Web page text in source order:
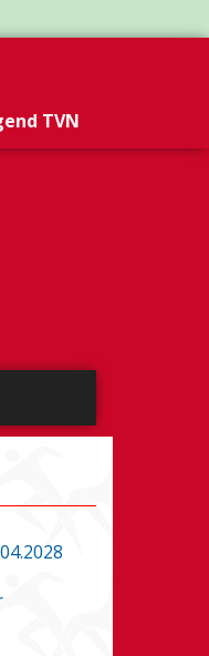
TVN